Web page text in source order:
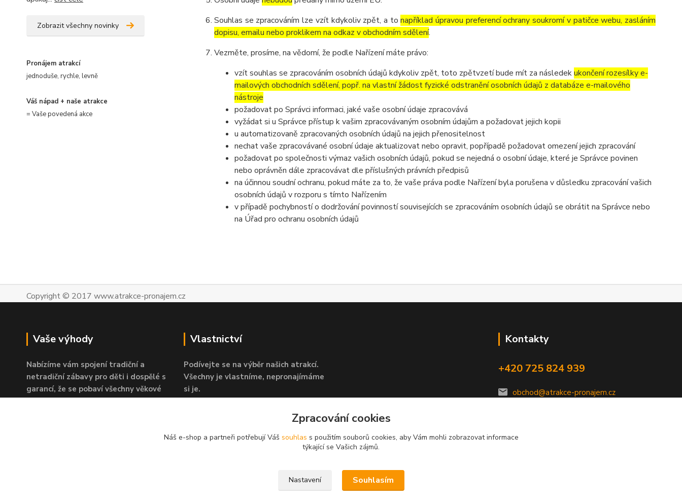
Zobrazit všechny novinky
Pronájem atrakcí
jednoduše, rychle, levně
Váš nápad + naše atrakce
= Vaše povedená akce
Souhlas se zpracováním lze vzít kdykoliv zpět, a tonapříklad úpravou preferencí ochrany soukromí v patičce webu, zasláním
dopisu, emailu nebo proklikem na odkaz v obchodním sdělení.
Vezměte, prosíme, na vědomí, že podle Nařízení máte právo:
vzít souhlas se zpracováním osobních údajů kdykoliv zpět, toto zpětvzetí bude mít za následekukončení rozesílky e-
mailových obchodních sdělení, popř. na vlastní žádost fyzické odstranění osobních údajů z databáze e-mailového
nástroje
požadovat po Správci informaci, jaké vaše osobní údaje zpracovává
vyžádat si u Správce přístup k vašim zpracovávaným osobním údajům a požadovat jejich kopii
u automatizovaně zpracovaných osobních údajů na jejich přenositelnost
nechat vaše zpracovávané osobní údaje aktualizovat nebo opravit, popřípadě požadovat omezení jejich zpracování
požadovat po společnosti výmaz vašich osobních údajů, pokud se nejedná o osobní údaje, které je Správce povinen
nebo oprávněn dále zpracovávat dle příslušných právních předpisů
na účinnou soudní ochranu, pokud máte za to, že vaše práva podle Nařízení byla porušena v důsledku zpracování vašich
osobních údajů v rozporu s tímto Nařízením
v případě pochybností o dodržování povinností souvisejících se zpracováním osobních údajů se obrátit na Správce nebo
na Úřad pro ochranu osobních údajů
Copyright © 2017 www.atrakce-pronajem.cz
Vaše výhody
Nabízíme vám spojení tradiční a
netradiční zábavy pro děti i dospělé s
garancí, že se pobaví všechny věkové
kategorie.
let a víme, která zábava nejvíce táhne.
Vlastnictví
Podívejte se na výběr našich atrakcí.
Všechny je vlastníme, nepronajímáme
si je.
Kontakty
+420 725 824 939
obchod@atrakce-pronajem.cz
Zpracování cookies
Náš e-shop a partneři potřebují Váš souhlas s použitím souborů cookies, aby Vám mohli zobrazovat informace
týkající se Vašich zájmů.
Nastavení Souhlasím